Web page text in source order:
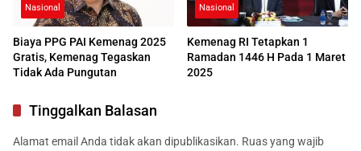
Nasional
Biaya PPG PAI Kemenag 2025
Gratis, Kemenag Tegaskan
Tidak Ada Pungutan
Nasional
Kemenag RI Tetapkan 1
Ramadan 1446 H Pada 1 Maret
2025
Tinggalkan Balasan
Alamat email Anda tidak akan dipublikasikan. Ruas yang wajib